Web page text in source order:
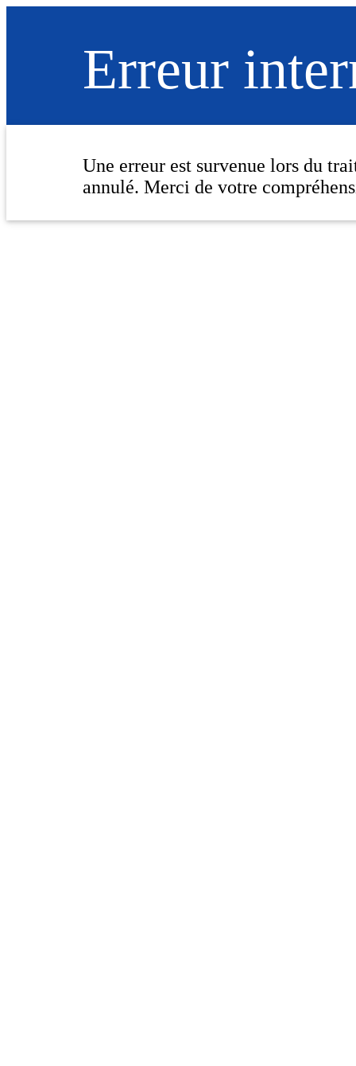
Erreur
Une erreur est survenue lors du
annulé. Merci de votre